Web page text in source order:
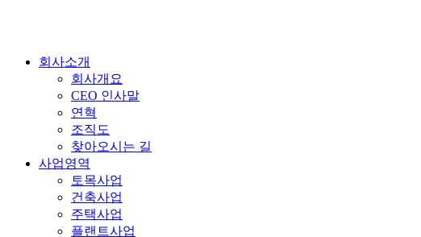
회사소개
회사개요
CEO 인사말
연혁
조직도
찾아오시는 길
사업영역
토목사업
건축사업
주택사업
플랜트사업